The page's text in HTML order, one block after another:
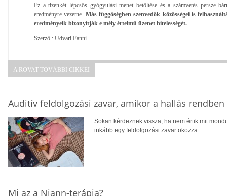
Ez a tizenkét lépcsős gyógyulási menet betöltése és a számvetés persze
eredményre vezetne. Más függőségben szenvedők közösségei is
eredményeik bizonyítják e mély értelmű üzenet hitelességét.
Szerző : Udvari Fanni
A ROVAT TOVÁBBI CIKKEI
Auditív feldolgozási zavar, amikor a hallás
Sokan kérdeznek vissza, ha nem értik mit
inkább egy feldolgozási zavar okozza.
Mi az a Niann-terápia?